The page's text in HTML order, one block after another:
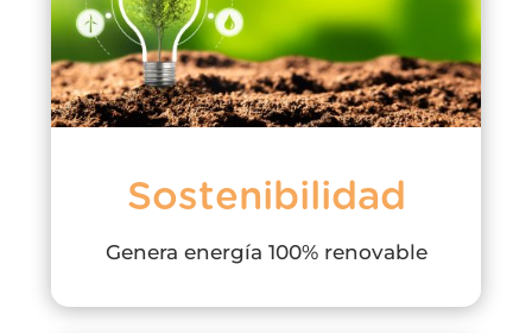
Sostenibilidad
Genera energía 100% renovable